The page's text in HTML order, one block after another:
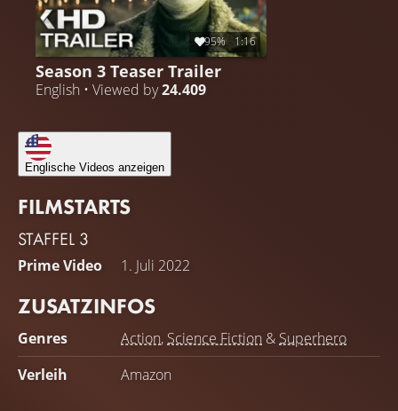
95% 1:16
Season 3 Teaser Trailer
English • Viewed by24.409
Englische Videos anzeigen
FILMSTARTS
STAFFEL 3
Prime Video 1. Juli 2022
ZUSATZINFOS
Genres Action, Science Fiction & Superhero
Verleih
Amazon